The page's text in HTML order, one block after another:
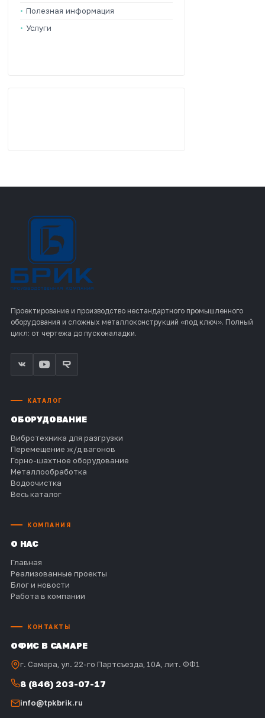
Полезная информация
Услуги
Проектирование и производство нестандартного промышленного
оборудования и сложных металлоконструкций «под ключ». Полный
цикл: от чертежа до пусконаладки.
КАТАЛОГ
ОБОРУДОВАНИЕ
Вибротехника для разгрузки
Перемещение ж/д вагонов
Горно-шахтное оборудование
Металлообработка
Водоочистка
Весь каталог
КОМПАНИЯ
О НАС
Главная
Реализованные проекты
Блог и новости
Работа в компании
КОНТАКТЫ
ОФИС В САМАРЕ
г. Самара, ул. 22-го Партсъезда, 10А, лит. ФФ1
8 (846) 203-07-17
info@tpkbrik.ru